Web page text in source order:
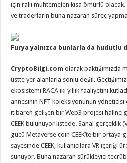
için ralli muhtemelen kısa ömürlü olacak.
ve traderların buna nazaran süreç
Furya yalnızca bunlarla da hudutlu
CryptoBilgi.comolarak baktığımızda
üstte yer alanlarla sonlu değil.
ekosistemi RACA iki yıllık faaliyetini
annesinin NFT koleksiyonunun yöneticisi
itibaren gelişen bir Web3 projesi haline
CEEK bulunuyor listede. Sanal gerçeklik
gücü Metaverse coin CEEK’te bir ortaya
sayesinde CEEK, kullanıcılara VR içeriği
sunuyor. Buna nazaran sürükleyici